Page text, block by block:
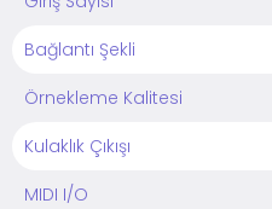
Bağlantı Şekli
Örnekleme Kalitesi
Kulaklık Çıkışı
MIDI I/O